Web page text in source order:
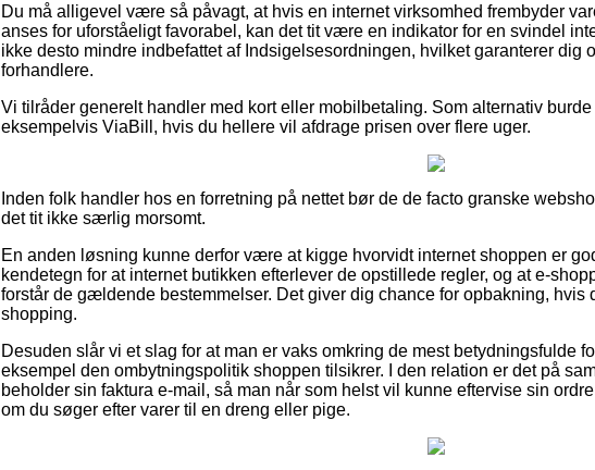
Du må alligevel være så påvagt, at hvis en internet virksomhed frembyder
anses for uforståeligt favorabel, kan det tit være en indikator for en svindel
ikke desto mindre indbefattet af Indsigelsesordningen, hvilket garanterer dig
forhandlere.
Vi tilråder generelt handler med kort eller mobilbetaling. Som alternativ
eksempelvis ViaBill, hvis du hellere vil afdrage prisen over flere uger.
Inden folk handler hos en forretning på nettet bør de de facto granske
det tit ikke særlig morsomt.
En anden løsning kunne derfor være at kigge hvorvidt internet shoppen er
kendetegn for at internet butikken efterlever de opstillede regler, og at e-
forstår de gældende bestemmelser. Det giver dig chance for opbakning, hvis
shopping.
Desuden slår vi et slag for at man er vaks omkring de mest betydningsfulde
eksempel den ombytningspolitik shoppen tilsikrer. I den relation er det på
beholder sin faktura e-mail, så man når som helst vil kunne eftervise sin
om du søger efter varer til en dreng eller pige.